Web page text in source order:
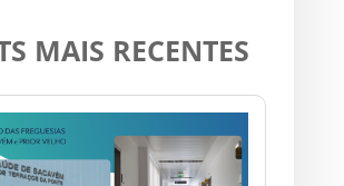
MAIS RECENTES